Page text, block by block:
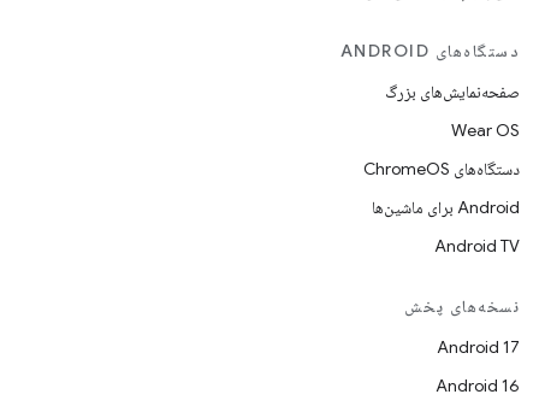
دستگاه‌های ANDROID
صفحه‌نمایش‌های بزرگ
Wear OS
دستگاه‌های ChromeOS
Android برای ماشین‌ها
Android TV
نسخه‌های پخش
Android 17
Android 16